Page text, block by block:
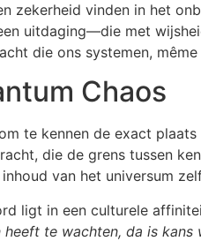
zekerheid vinden in het
uitdaging—die met
die ons systemen,
Chaos
te kennen de exact
die de grens tussen
van het universum
ligt in een culturele
heeft te wachten, da is kans